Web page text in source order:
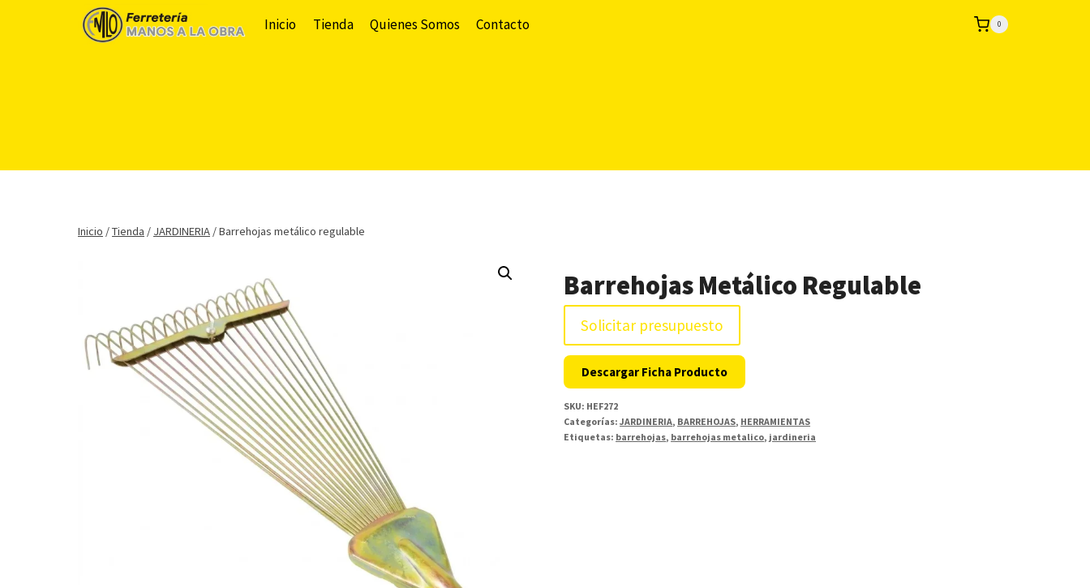
Inicio Tienda Quienes Somos Contacto 0
Inicio /Tienda / JARDINERIA /Barrehojas metálico regulable
Barrehojas Metálico Regulable
Solicitar presupuesto
Descargar Ficha Producto
SKU: HEF272
Categorías:JARDINERIA, BARREHOJAS, HERRAMIENTAS
Etiquetas: barrehojas, barrehojas metalico, jardineria